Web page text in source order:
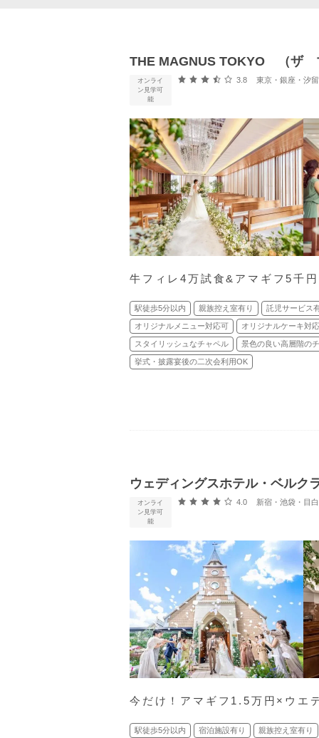
THE MAGNUS TOKYO （ザ
オンライ
ン見学可
能
口コミ評価
3.8 東京・銀座・汐留・浜松
牛フィレ4万試食&アマギフ5千
駅徒歩5分以内 親族控え室有り 託児サービス
オリジナルメニュー対応可 オリジナルケーキ対
スタイリッシュなチャペル 景色の良い高層階の
挙式・披露宴後の二次会利用OK
ウェディングスホテル・ベルク
オンライ
ン見学可
能
口コミ評価
4.0 新宿・池袋・目
今だけ！アマギフ1.5万円×ウエ
駅徒歩5分以内 宿泊施設有り 親族控え室有り